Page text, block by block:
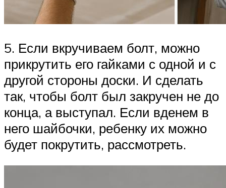
5. Если вкручиваем болт, можно
прикрутить его гайками с одной и с
другой стороны доски. И сделать
так, чтобы болт был закручен не до
конца, а выступал. Если вденем в
него шайбочки, ребенку их можно
будет покрутить, рассмотреть.